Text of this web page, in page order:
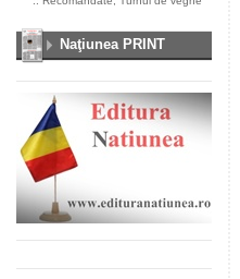
Naţiunea PRINT